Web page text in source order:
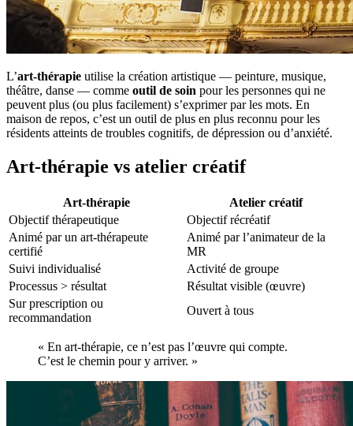
L’art-thérapie utilise la création artistique — peinture, musique,
théâtre, danse — comme outil de soin pour les personnes qui ne
peuvent plus (ou plus facilement) s’exprimer par les mots. En
maison de repos, c’est un outil de plus en plus reconnu pour les
résidents atteints de troubles cognitifs, de dépression ou d’anxiété.
Art-thérapie vs atelier créatif
Art-thérapie
Atelier créatif
Objectif thérapeutique
Objectif récréatif
Animé par un art-thérapeute
certifié
Animé par l’animateur de la
MR
Suivi individualisé
Activité de groupe
Processus > résultat
Résultat visible (œuvre)
Sur prescription ou
recommandation
Ouvert à tous
« En art-thérapie, ce n’est pas l’œuvre qui compte.
C’est le chemin pour y arriver. »